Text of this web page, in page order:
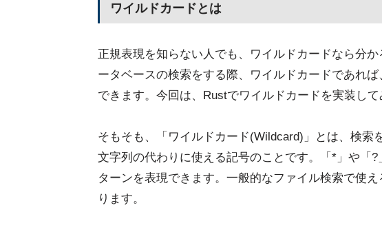
ワイルドカードとは
正規表現を知らない人でも、ワイルドカードなら分
ータベースの検索をする際、ワイルドカードであれ
できます。今回は、Rustでワイルドカードを実装して
そもそも、「ワイルドカード(Wildcard)」とは、検索
文字列の代わりに使える記号のことです。「*」や「
ターンを表現できます。一般的なファイル検索で使
ります。